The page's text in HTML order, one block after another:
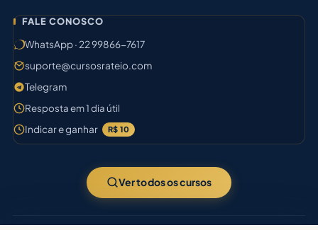
FALE CONOSCO
WhatsApp · 22 99866-7617
suporte@cursosrateio.com
Telegram
Resposta em 1 dia útil
Indicar e ganhar
R$ 10
Ver todos os cursos